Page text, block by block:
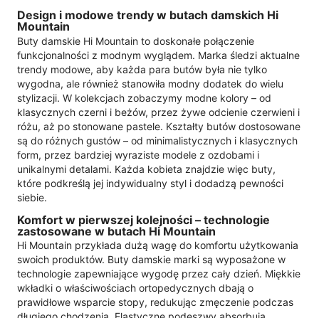
Design i modowe trendy w butach damskich Hi
Mountain
Buty damskie Hi Mountain to doskonałe połączenie
funkcjonalności z modnym wyglądem. Marka śledzi aktualne
trendy modowe, aby każda para butów była nie tylko
wygodna, ale również stanowiła modny dodatek do wielu
stylizacji. W kolekcjach zobaczymy modne kolory – od
klasycznych czerni i beżów, przez żywe odcienie czerwieni i
różu, aż po stonowane pastele. Kształty butów dostosowane
są do różnych gustów – od minimalistycznych i klasycznych
form, przez bardziej wyraziste modele z ozdobami i
unikalnymi detalami. Każda kobieta znajdzie więc buty,
które podkreślą jej indywidualny styl i dodadzą pewności
siebie.
Komfort w pierwszej kolejności – technologie
zastosowane w butach Hi Mountain
Hi Mountain przykłada dużą wagę do komfortu użytkowania
swoich produktów. Buty damskie marki są wyposażone w
technologie zapewniające wygodę przez cały dzień. Miękkie
wkładki o właściwościach ortopedycznych dbają o
prawidłowe wsparcie stopy, redukując zmęczenie podczas